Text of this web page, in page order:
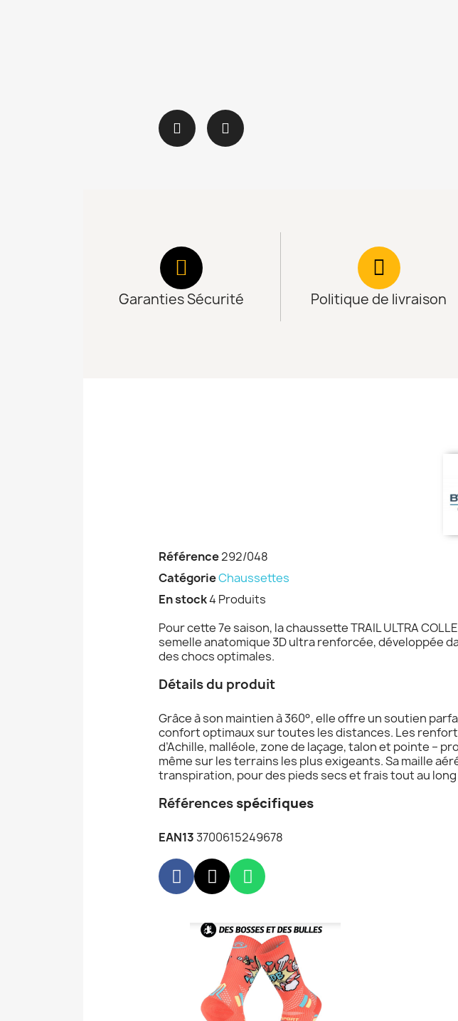
Garanties Sécurité Politique de livraison
Référence292/048
CatégorieChaussettes
En stock4 Produits
Pour cette 7e saison, la chaussette TRAIL ULTRA
semelle anatomique 3D ultra renforcée, développée
des chocs optimales.
Détails du produit
Grâce à son maintien à 360°, elle offre un soutien
confort optimaux sur toutes les distances. Les
d’Achille, malléole, zone de laçage, talon et pointe –
même sur les terrains les plus exigeants. Sa maille
transpiration, pour des pieds secs et frais tout au
Références spécifiques
EAN133700615249678